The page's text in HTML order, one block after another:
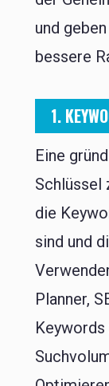
und
bessere
1.
Eine
Schlüssel
die
sind und
Planner,